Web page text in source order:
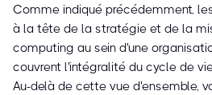
Comme indiqué précédemment,
à la tête de la stratégie et de la
computing au sein d'une
couvrent l'intégralité du cycle de
Au-delà de cette vue d'ensemble,